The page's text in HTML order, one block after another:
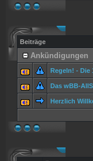
Beiträge
Ankündigungen
Regeln! - Die
Das wBB-
Herzlich